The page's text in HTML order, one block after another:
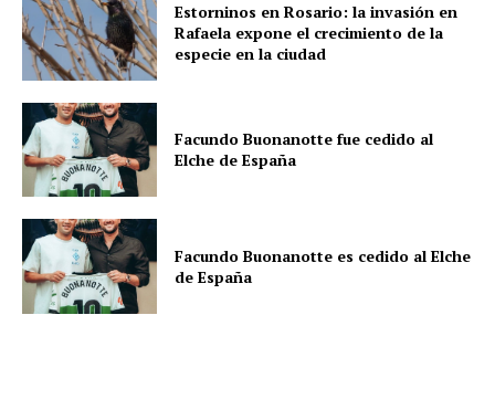
Estorninos en Rosario: la invasión en
Rafaela expone el crecimiento de la
especie en la ciudad
Facundo Buonanotte fue cedido al
Elche de España
Facundo Buonanotte es cedido al Elche
de España